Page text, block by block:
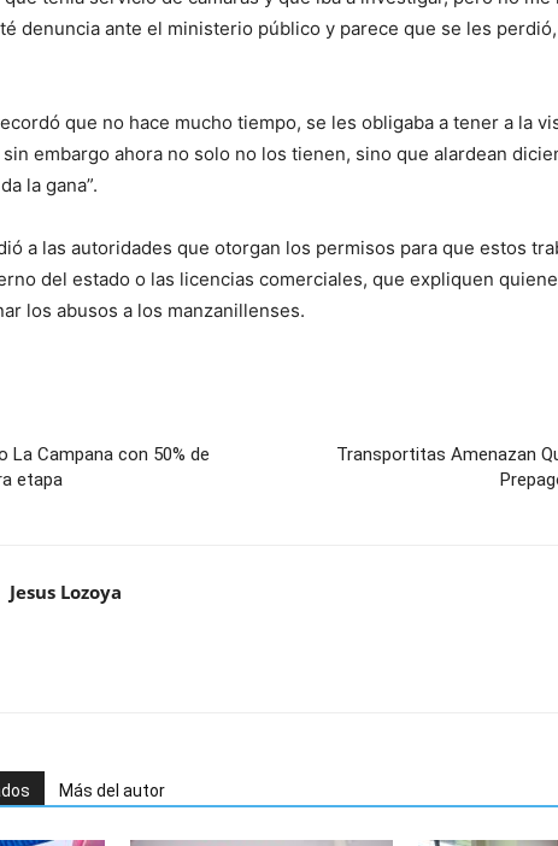
denuncia ante el ministerio público y parece que se les
que no hace mucho tiempo, se les obligaba a tener a la
embargo ahora no solo no los tienen, sino que alardean
la gana”.
a las autoridades que otorgan los permisos para que estos
del estado o las licencias comerciales, que expliquen
los abusos a los manzanillenses.
La Campana con 50% de
etapa
Transportitas Amenazan
Jesus Lozoya
Más del autor